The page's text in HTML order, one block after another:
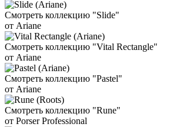
Смотреть коллекцию "Slide"
от Ariane
Смотреть коллекцию "Vital Rectangle"
от Ariane
Смотреть коллекцию "Pastel"
от Ariane
Смотреть коллекцию "Rune"
от Porser Professional